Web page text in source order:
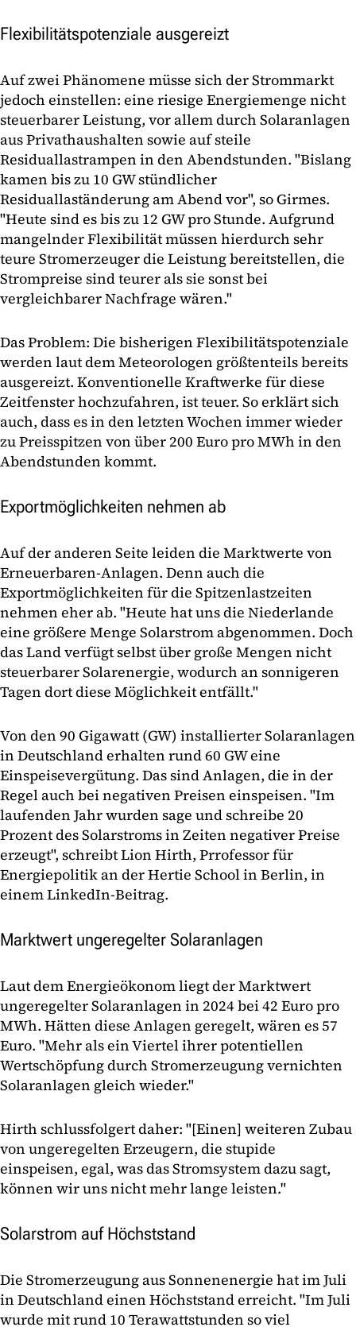
Flexibilitätspotenziale ausgereizt
Auf zwei Phänomene müsse sich der Strommarkt
jedoch einstellen: eine riesige Energiemenge nicht
steuerbarer Leistung, vor allem durch Solaranlagen
aus Privathaushalten sowie auf steile
Residuallastrampen in den Abendstunden. "Bislang
kamen bis zu 10 GW stündlicher
Residuallaständerung am Abend vor", so Girmes.
"Heute sind es bis zu 12 GW pro Stunde. Aufgrund
mangelnder Flexibilität müssen hierdurch sehr
teure Stromerzeuger die Leistung bereitstellen, die
Strompreise sind teurer als sie sonst bei
vergleichbarer Nachfrage wären."
Das Problem: Die bisherigen Flexibilitätspotenziale
werden laut dem Meteorologen größtenteils bereits
ausgereizt. Konventionelle Kraftwerke für diese
Zeitfenster hochzufahren, ist teuer. So erklärt sich
auch, dass es in den letzten Wochen immer wieder
zu Preisspitzen von über 200 Euro pro MWh in den
Abendstunden kommt.
Exportmöglichkeiten nehmen ab
Auf der anderen Seite leiden die Marktwerte von
Erneuerbaren-Anlagen. Denn auch die
Exportmöglichkeiten für die Spitzenlastzeiten
nehmen eher ab. "Heute hat uns die Niederlande
eine größere Menge Solarstrom abgenommen. Doch
das Land verfügt selbst über große Mengen nicht
steuerbarer Solarenergie, wodurch an sonnigeren
Tagen dort diese Möglichkeit entfällt."
Von den 90 Gigawatt (GW) installierter Solaranlagen
in Deutschland erhalten rund 60 GW eine
Einspeisevergütung. Das sind Anlagen, die in der
Regel auch bei negativen Preisen einspeisen. "Im
laufenden Jahr wurden sage und schreibe 20
Prozent des Solarstroms in Zeiten negativer Preise
erzeugt", schreibt Lion Hirth, Prrofessor für
Energiepolitik an der Hertie School in Berlin, in
einem LinkedIn-Beitrag.
Marktwert ungeregelter Solaranlagen
Laut dem Energieökonom liegt der Marktwert
ungeregelter Solaranlagen in 2024 bei 42 Euro pro
MWh. Hätten diese Anlagen geregelt, wären es 57
Euro. "Mehr als ein Viertel ihrer potentiellen
Wertschöpfung durch Stromerzeugung vernichten
Solaranlagen gleich wieder."
Hirth schlussfolgert daher: "[Einen] weiteren Zubau
von ungeregelten Erzeugern, die stupide
einspeisen, egal, was das Stromsystem dazu sagt,
können wir uns nicht mehr lange leisten."
Solarstrom auf Höchststand
Die Stromerzeugung aus Sonnenenergie hat im Juli
in Deutschland einen Höchststand erreicht. "Im Juli
wurde mit rund 10 Terawattstunden so viel